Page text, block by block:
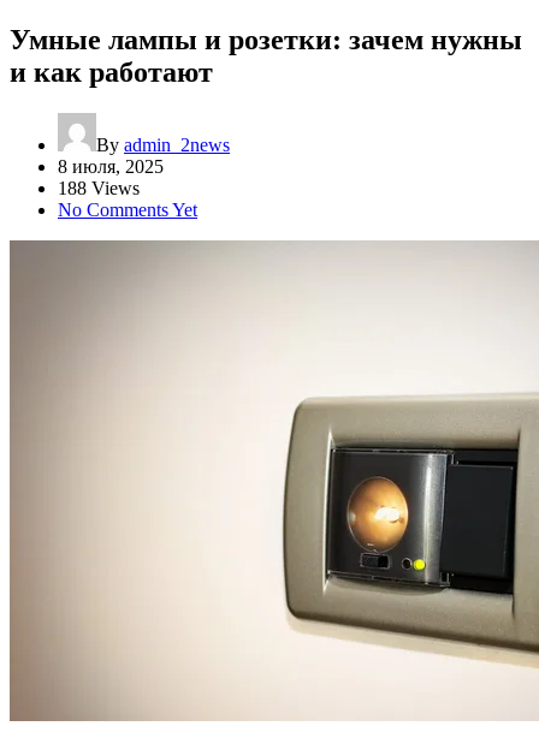
Умные лампы и розетки: зачем нужны
и как работают
By admin_2news
8 июля, 2025
188 Views
No Comments Yet